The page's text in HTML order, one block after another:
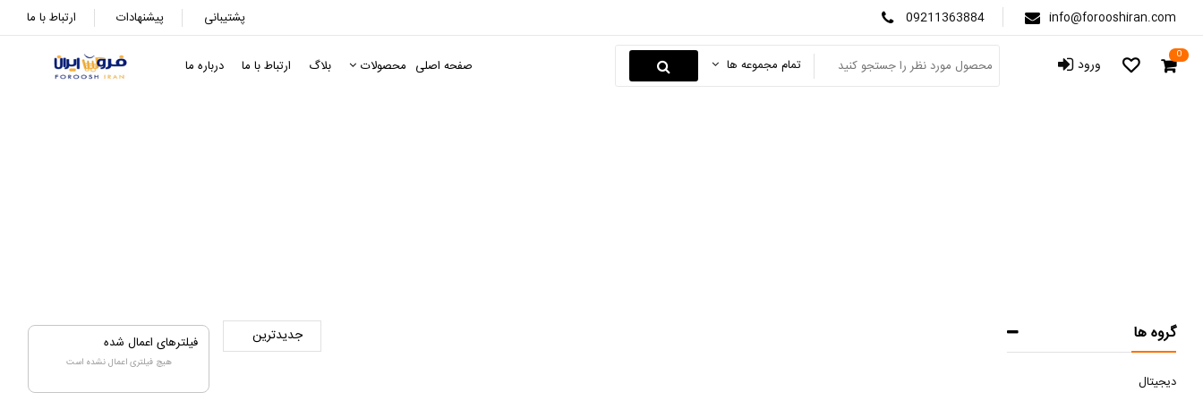
ارتباط با ما پیشنهادات پشتیبانی 09211363884 info@forooshiran.com
صفحه اصلی محصولات بلاگ ارتباط با ما درباره ما تمام مجموعه ها ورود 0
فیلترهای اعمال شده
هیچ فیلتری اعمال نشده است
گروه ها
دیجیتال